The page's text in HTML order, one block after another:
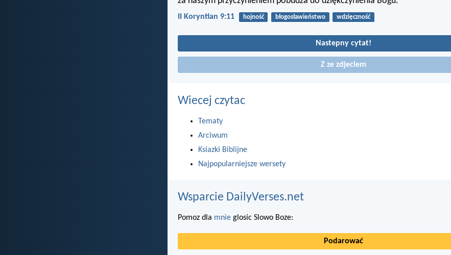
II Koryntian 9:11 hojność błogosławieństwo wdzięczność
Nastepny cytat!
Z ze zdjeciem
Wiecej czytac
Tematy
Arciwum
Ksiazki Biblijne
Najpopularniejsze wersety
Wsparcie DailyVerses.net
Pomoz dla mnie glosic Slowo Boze:
Podarować